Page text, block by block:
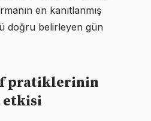
en kanıtlanmış
doğru belirleyen gün
pratiklerinin
etkisi